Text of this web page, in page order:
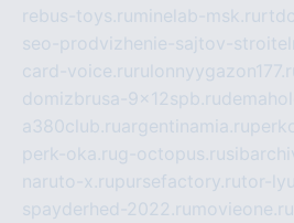
rebus-toys.ru minelab-msk.ru
seo-prodvizhenie-sajtov-
card-voice.ru
domizbrusa-9x12spb.ru
a380club.ruargentinamia.ru
perk-oka.rug-octopus.ru
naruto-x.rupursefactory.rutor-
spayderhed-2022.ru movieone.ru